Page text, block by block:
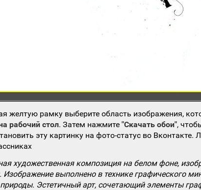
желтую рамку выберите область изображения,
рабочий стол. Затем нажмите"Скачать обои",
эту картинку на фото-статус во Вконтакте.
художественная композиция на белом фоне,
Изображение выполнено в технике графического
Эстетичный арт, сочетающий элементы